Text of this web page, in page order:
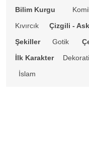
Bilim Kurgu
Kıvırcık
Çizgili -
Şekiller
Gotik
İlk Karakter
İslam